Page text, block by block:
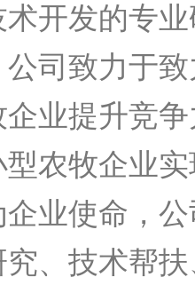
术开发的专
公司致力于
企业提升竞
型农牧企业
企业使命，
究、技术帮